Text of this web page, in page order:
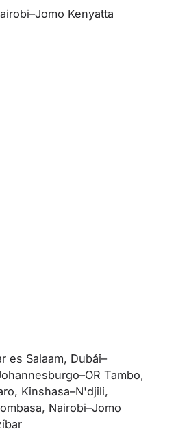
Kenyatta
es Salaam, Dubái–
Tambo,
Kinshasa–N'djili,
Nairobi–Jomo